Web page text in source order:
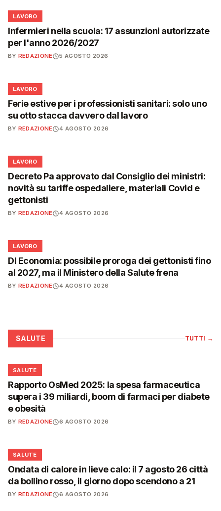
💼
LAVORO
Infermieri nella scuola: 17 assunzioni autorizzate
per l'anno 2026/2027
BY REDAZIONE 5 AGOSTO 2026
💼
LAVORO
Ferie estive per i professionisti sanitari: solo uno
su otto stacca davvero dal lavoro
BY REDAZIONE 4 AGOSTO 2026
💼
LAVORO
Decreto Pa approvato dal Consiglio dei ministri:
novità su tariffe ospedaliere, materiali Covid e
gettonisti
BY REDAZIONE 4 AGOSTO 2026
💼
LAVORO
Dl Economia: possibile proroga dei gettonisti fino
al 2027, ma il Ministero della Salute frena
BY REDAZIONE 4 AGOSTO 2026
SALUTE TUTTI →
❤️
SALUTE
Rapporto OsMed 2025: la spesa farmaceutica
supera i 39 miliardi, boom di farmaci per diabete
e obesità
BY REDAZIONE 6 AGOSTO 2026
❤️
SALUTE
Ondata di calore in lieve calo: il 7 agosto 26 città
da bollino rosso, il giorno dopo scendono a 21
BY REDAZIONE 6 AGOSTO 2026